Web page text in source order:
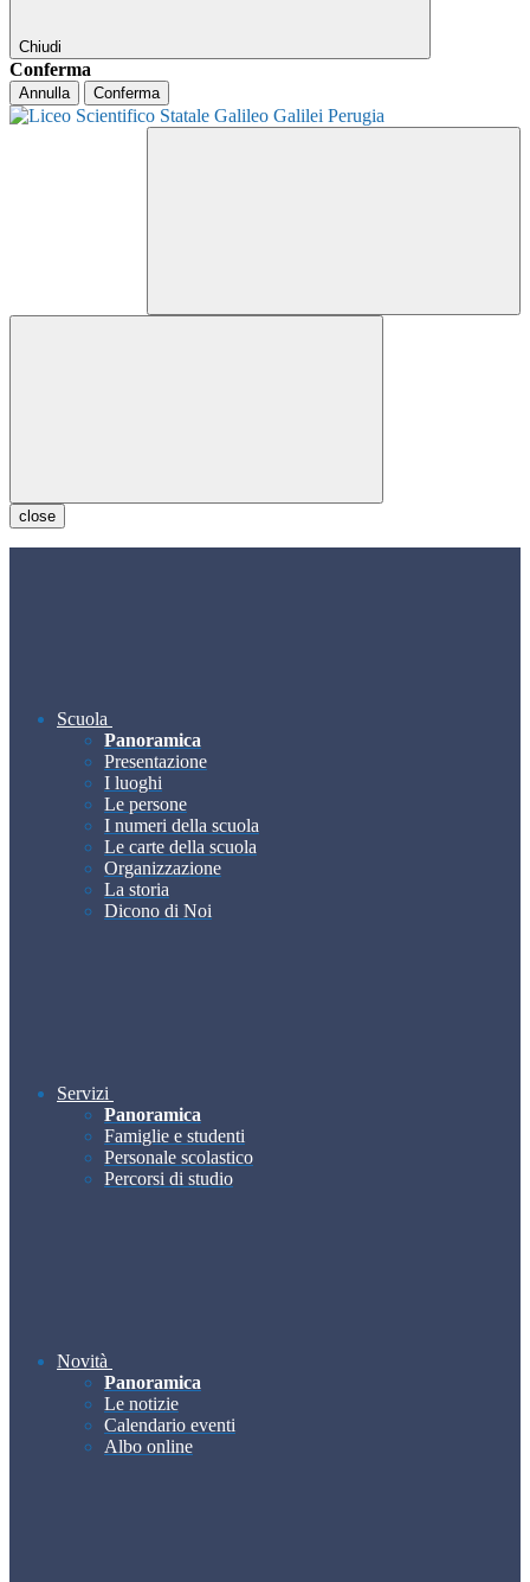
Chiudi
Conferma
Annulla Conferma
close
Scuola
Panoramica
Presentazione
I luoghi
Le persone
I numeri della scuola
Le carte della scuola
Organizzazione
La storia
Dicono di Noi
Servizi
Panoramica
Famiglie e studenti
Personale scolastico
Percorsi di studio
Novità
Panoramica
Le notizie
Calendario eventi
Albo online